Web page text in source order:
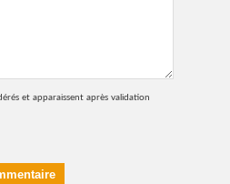
et apparaissent après validation